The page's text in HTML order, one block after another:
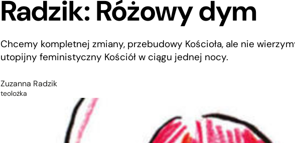
Radzik: Różowy dym
Chcemy kompletnej zmiany, przebudowy Kościoła, ale nie
utopijny feministyczny Kościół w ciągu jednej nocy.
Zuzanna Radzik
teolożka